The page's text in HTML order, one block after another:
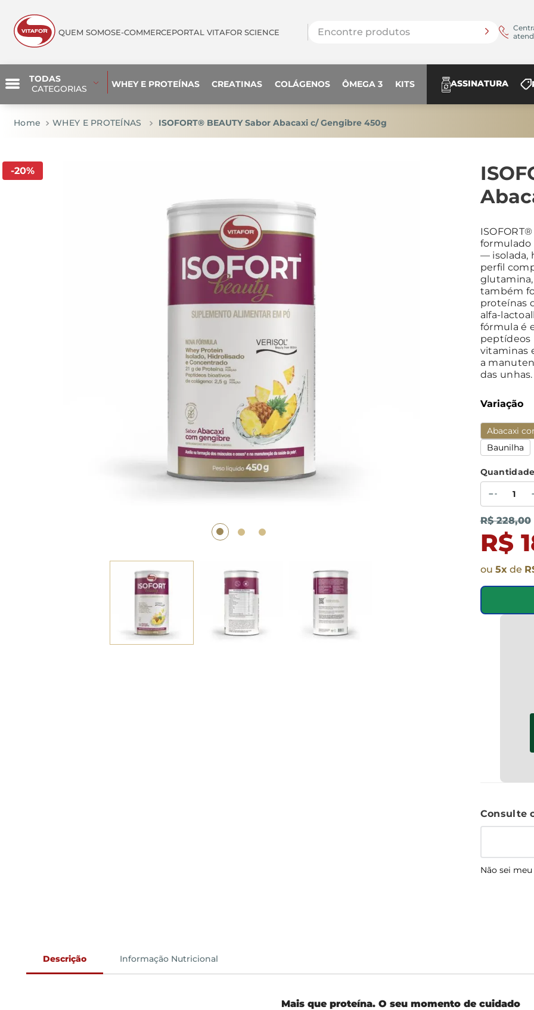
QUEM SOMOSE-COMMERCEPORTAL VITAFOR SCIENCE
Encontre produtos
TODAS
CATEGORIAS
WHEY E PROTEÍNAS CREATINAS COLÁGENOS ÔMEGA 3 KITS ASSINATURA
WHEY E PROTEÍNAS ISOFORT® BEAUTY Sabor Abacaxi c/ Gengibre 450g
formulado
— isolada,
perfil
também
proteínas
alfa-
fórmula é
peptídeos
vitaminas
a
das unhas.
Variação
Abacaxi
Baunilha
-20%
R$ 228,00
R$
ou 5x de
Não sei meu
Descrição Informação Nutricional
Mais que proteína. O seu momento de cuidado